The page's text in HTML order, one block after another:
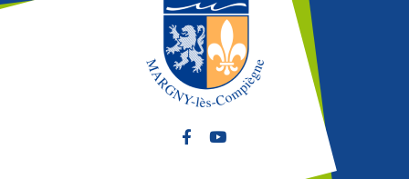
Lien vers le compte Facebook
Lien vers la chaîne Youtube